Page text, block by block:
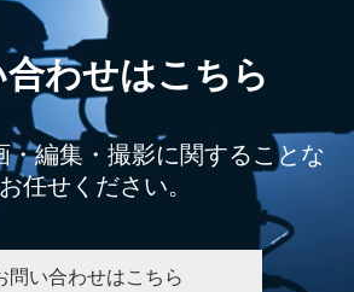
わせはこちら
・編集・撮影に関することな
任せください。
問い合わせはこちら